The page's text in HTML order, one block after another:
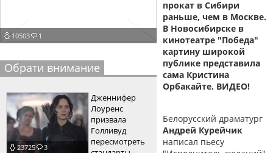
пїЅпїЅпїЅпїЅпїЅпїЅпїЅпїЅпїЅпїЅпїЅ
пїЅпїЅпїЅ
пїЅпїЅпїЅпїЅпїЅпїЅпїЅпїЅпїЅ
пїЅпїЅпїЅ пїЅпїЅпїЅпїЅпїЅ
пїЅпїЅпїЅ пїЅпїЅпїЅпїЅпїЅпїЅ
пїЅпїЅпїЅпїЅпїЅпїЅпїЅпїЅпїЅпїЅ
10503 1
Обрати внимание
23725 3
Дженнифер
Лоуренс
призвала
Голливуд
пересмотреть
прокат в Сибири
раньше, чем в Москве.
В Новосибирске в
кинотеатре "Победа"
картину широкой
публике представила
сама Кристина
Орбакайте. ВИДЕО!
Белорусский драматург
Андрей Курейчик
написал пьесу